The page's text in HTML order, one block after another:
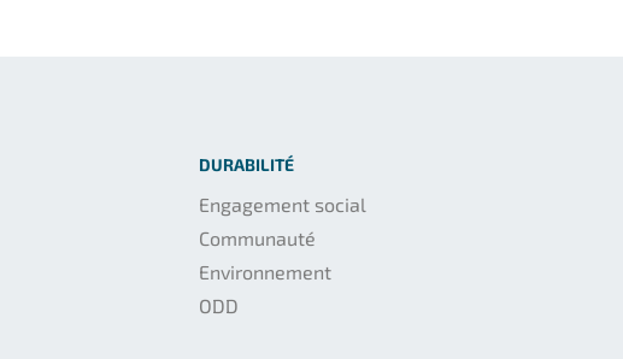
DURABILITÉ
Engagement social
Communauté
Environnement
ODD